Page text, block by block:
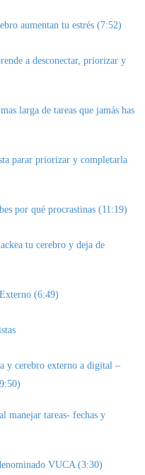
aumentan tu estrés (7:52)
a desconectar, priorizar y
larga de tareas que jamás has
parar priorizar y completarla
por qué procrastinas (11:19)
tu cerebro y deja de
(6:49)
y cerebro externo a digital –
manejar tareas- fechas y
VUCA (3:30)